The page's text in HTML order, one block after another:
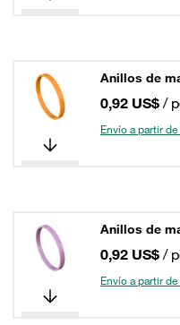
Anillos de
0,92 US$ /
Envío a partir
Anillos de
0,92 US$ /
Envío a partir